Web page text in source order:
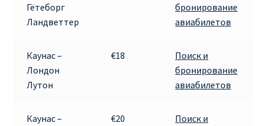
Гётеборг
Ландветтер
бронирование
авиабилетов
Каунас –
Лондон
Лутон
€18
Поиск и
бронирование
авиабилетов
Каунас –
€20
Поиск и